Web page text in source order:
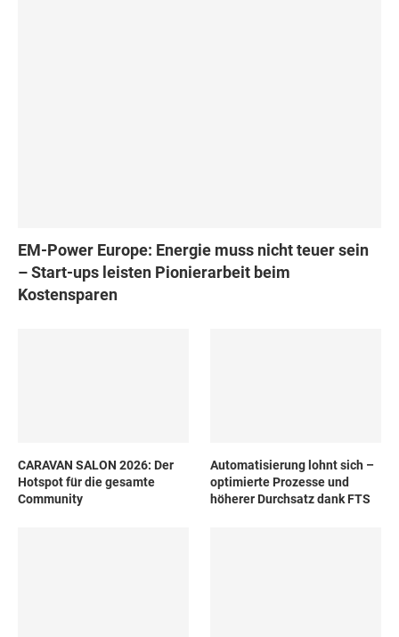
EM-Power Europe: Energie muss nicht teuer sein
– Start-ups leisten Pionierarbeit beim
Kostensparen
CARAVAN SALON 2026: Der
Hotspot für die gesamte
Community
Automatisierung lohnt sich –
optimierte Prozesse und
höherer Durchsatz dank FTS